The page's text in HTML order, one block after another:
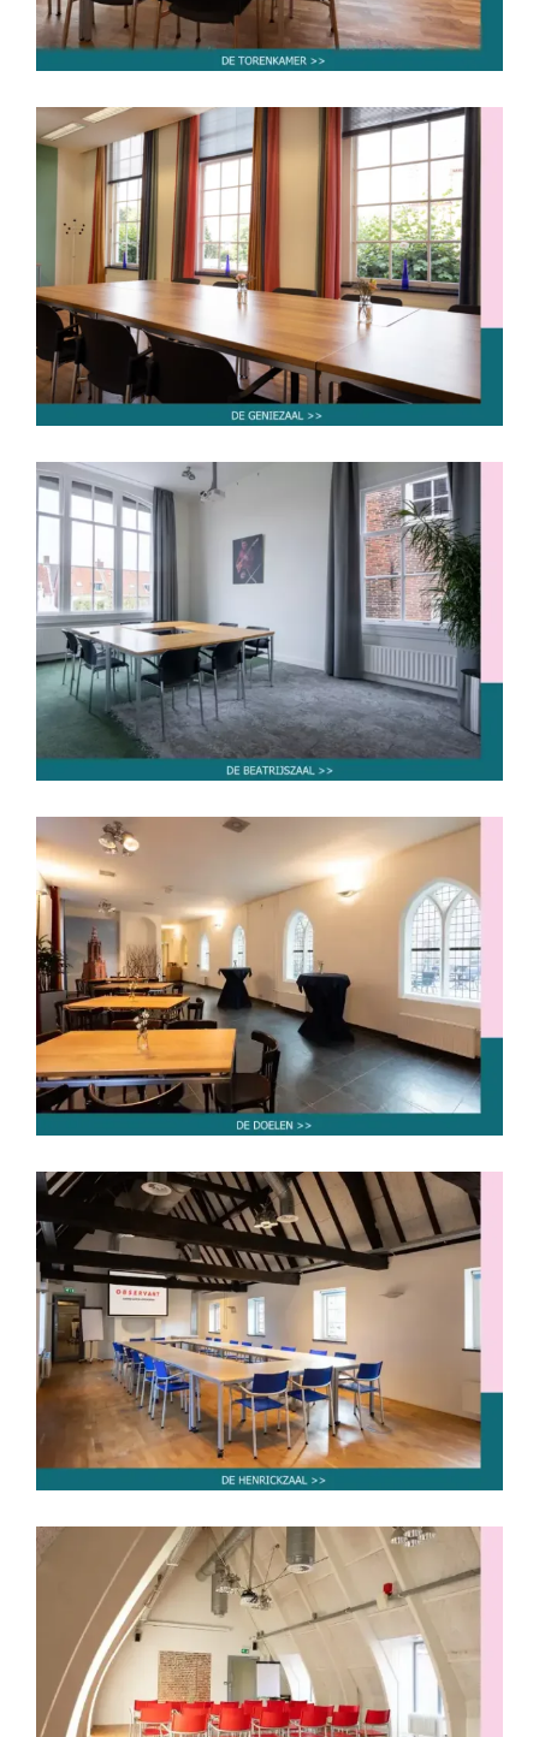
De Geniezaal
tot 10 personen tot 30 personen tot 40 personen
De Beatrijszaal
tot 10 personen
De Doelen
tot 30 personen tot 40 personen
tot 50 personen
tot 60 personen tot 80 personen
De Henrickzaal
tot 30 personen tot 50 personen tot 60 personen
De Kapelzaal
tot 30 personen tot 50 personen